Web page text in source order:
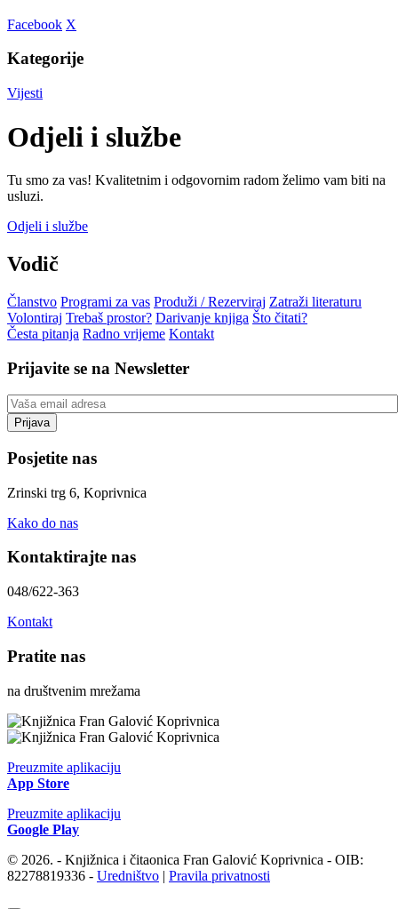
Facebook X
Kategorije
Vijesti
Odjeli i službe
Tu smo za vas! Kvalitetnim i odgovornim radom želimo vam biti na
usluzi.
Odjeli i službe
Vodič
Članstvo Programi za vas Produži / Rezerviraj Zatraži literaturu
Volontiraj Trebaš prostor? Darivanje knjiga Što čitati?
Česta pitanja Radno vrijeme Kontakt
Prijavite se na Newsletter
Posjetite nas
Zrinski trg 6, Koprivnica
Kako do nas
Kontaktirajte nas
048/622-363
Kontakt
Pratite nas
na društvenim mrežama
Preuzmite aplikaciju
App Store
Preuzmite aplikaciju
Google Play
© 2026. - Knjižnica i čitaonica Fran Galović Koprivnica - OIB:
82278819336 - Uredništvo | Pravila privatnosti